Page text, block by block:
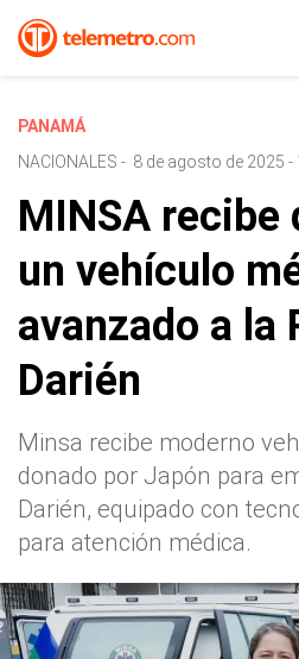
PANAMÁ
NACIONALES - 8 de agosto de 2025 -
MINSA recibe
un vehículo
avanzado a la
Darién
Minsa recibe moderno
donado por Japón para
Darién, equipado con
para atención médica.